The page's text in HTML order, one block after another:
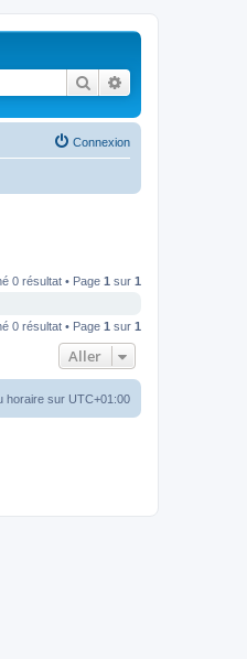
Rechercher
Connexion
0 résultat • Page 1 sur 1
0 résultat • Page 1 sur 1
Aller
horaire sur UTC+01:00